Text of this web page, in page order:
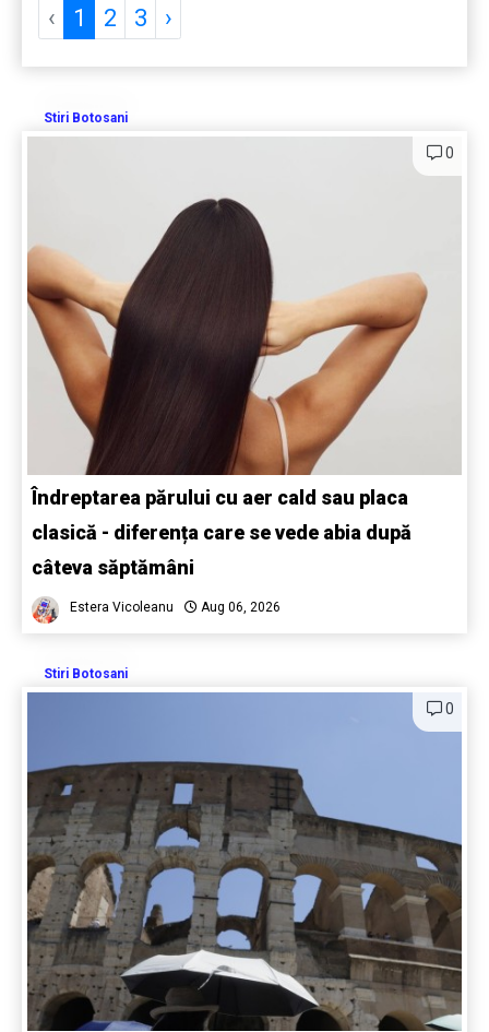
‹ 1 2 3 ›
Stiri Botosani
0
Îndreptarea părului cu aer cald sau placa
clasică - diferența care se vede abia după
câteva săptămâni
Estera Vicoleanu Aug 06, 2026
Stiri Botosani
0